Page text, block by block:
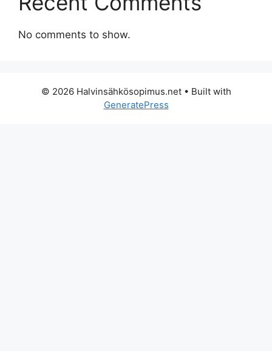
No comments to show.
© 2026 Halvinsähkösopimus.net• Built with
GeneratePress